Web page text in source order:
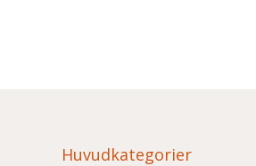
Huvudkategorier